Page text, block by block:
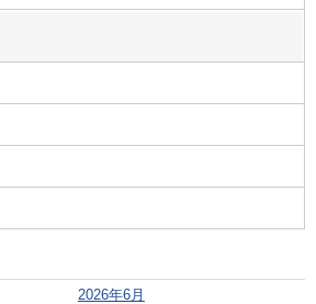
2026年6月